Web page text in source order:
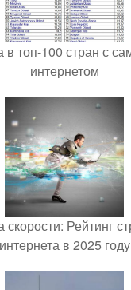
в топ-100 стран с
интернетом
скорости: Рейтинг
интернета в 2025 году